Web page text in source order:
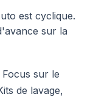
est cyclique.
sur la
Focus sur le
de lavage,